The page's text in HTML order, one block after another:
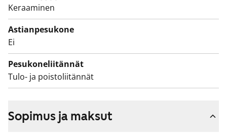
Keraaminen
Astianpesukone
Ei
Pesukoneliitännät
Tulo- ja poistoliitännät
Sopimus ja maksut